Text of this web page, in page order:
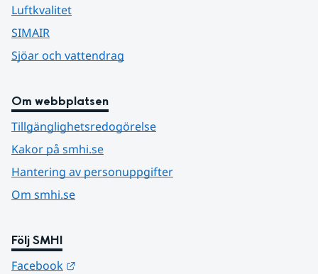
Luftkvalitet
SIMAIR
Sjöar och vattendrag
Om webbplatsen
Tillgänglighetsredogörelse
Kakor på smhi.se
Hantering av personuppgifter
Om smhi.se
Följ SMHI
Facebook